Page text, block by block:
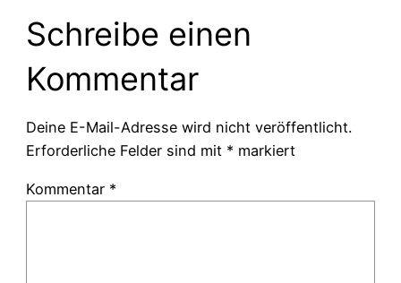
Schreibe einen
Kommentar
Deine E-Mail-Adresse wird nicht veröffentlicht.
Erforderliche Felder sind mit * markiert
Kommentar *